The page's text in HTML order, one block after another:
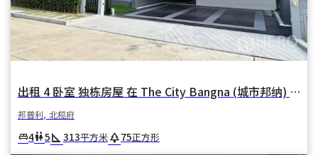
出租 4 卧室 独栋房屋 在 The City Bangna (城市邦纳) 在 邦普利亚伊 邦普利 北榄府
邦普利, 北榄府
king_bed4wc5square_foot 313平方米park75正方形